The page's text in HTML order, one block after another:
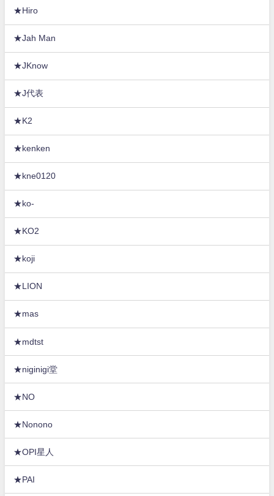
★Hiro
★Jah Man
★JKnow
★J代表
★K2
★kenken
★kne0120
★ko-
★KO2
★koji
★LION
★mas
★mdtst
★niginigi堂
★NO
★Nonono
★OPI星人
★PAI